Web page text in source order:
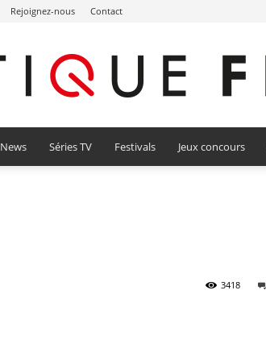
Rejoignez-nous Contact
News Séries TV Festivals Jeux concours
3418